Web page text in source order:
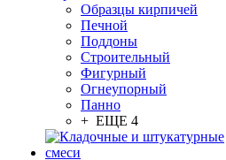
Образцы кирпичей
Печной
Поддоны
Строительный
Фигурный
Огнеупорный
Панно
+ ЕЩЕ 4